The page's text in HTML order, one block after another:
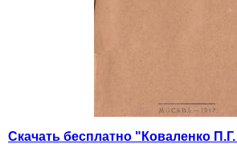
Скачать бесплатно "Коваленко